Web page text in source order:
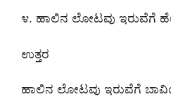
೪. ಹಾಲಿನ ಲೋಟವು ಇರುವೆಗೆ
ಉತ್ತರ
ಹಾಲಿನ ಲೋಟವು ಇರುವೆಗೆ